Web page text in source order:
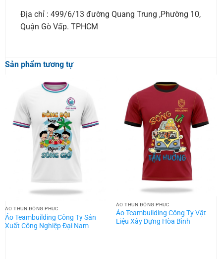
Địa chỉ : 499/6/13 đường Quang Trung ,Phường 10,
Quận Gò Vấp. TPHCM
Sản phẩm tương tự
ÁO THUN ĐỒNG PHỤC
Áo Teambuilding Công Ty Sản
Xuất Công Nghiệp Đại Nam
ÁO THUN ĐỒNG PHỤC
Áo Teambuilding Công Ty Vật
Liệu Xây Dựng Hòa Bình